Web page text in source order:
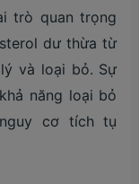
trò quan trọng
dư thừa từ
và loại bỏ. Sự
năng loại bỏ
cơ tích tụ